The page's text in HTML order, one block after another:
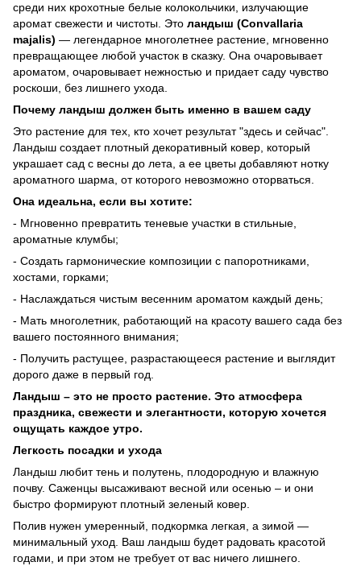
среди них крохотные белые колокольчики, излучающие
аромат свежести и чистоты. Это ландыш (Convallaria
majalis) — легендарное многолетнее растение, мгновенно
превращающее любой участок в сказку. Она очаровывает
ароматом, очаровывает нежностью и придает саду чувство
роскоши, без лишнего ухода.
Почему ландыш должен быть именно в вашем саду
Это растение для тех, кто хочет результат "здесь и сейчас".
Ландыш создает плотный декоративный ковер, который
украшает сад с весны до лета, а ее цветы добавляют нотку
ароматного шарма, от которого невозможно оторваться.
Она идеальна, если вы хотите:
- Мгновенно превратить теневые участки в стильные,
ароматные клумбы;
- Создать гармонические композиции с папоротниками,
хостами, горками;
- Наслаждаться чистым весенним ароматом каждый день;
- Мать многолетник, работающий на красоту вашего сада без
вашего постоянного внимания;
- Получить растущее, разрастающееся растение и выглядит
дорого даже в первый год.
Ландыш – это не просто растение. Это атмосфера
праздника, свежести и элегантности, которую хочется
ощущать каждое утро.
Легкость посадки и ухода
Ландыш любит тень и полутень, плодородную и влажную
почву. Саженцы высаживают весной или осенью – и они
быстро формируют плотный зеленый ковер.
Полив нужен умеренный, подкормка легкая, а зимой —
минимальный уход. Ваш ландыш будет радовать красотой
годами, и при этом не требует от вас ничего лишнего.